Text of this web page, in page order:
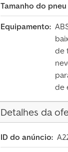
Tamanho do
Equipamento:
de
de
Detalhes da
ID do anúncio: